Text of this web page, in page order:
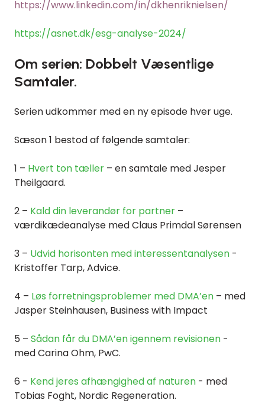
https://www.linkedin.com/in/dkhenriknielsen/
https://asnet.dk/esg-analyse-2024/
Om serien: Dobbelt Væsentlige
Samtaler.
Serien udkommer med en ny episode hver uge.
Sæson 1 bestod af følgende samtaler:
1 – Hvert ton tæller – en samtale med Jesper
Theilgaard.
2 – Kald din leverandør for partner –
værdikædeanalyse med Claus Primdal Sørensen
3 – Udvid horisonten med interessentanalysen -
Kristoffer Tarp, Advice.
4 – Løs forretningsproblemer med DMA’en – med
Jasper Steinhausen, Business with Impact
5 – Sådan får du DMA’en igennem revisionen -
med Carina Ohm, PwC.
6 - Kend jeres afhængighed af naturen - med
Tobias Foght, Nordic Regeneration.